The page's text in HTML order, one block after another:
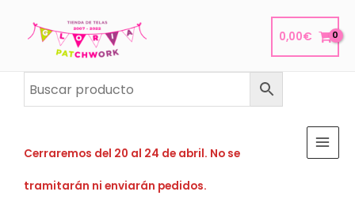
0,00€
Cerraremos del 20 al 24 de abril. No se
tramitarán ni enviarán pedidos.